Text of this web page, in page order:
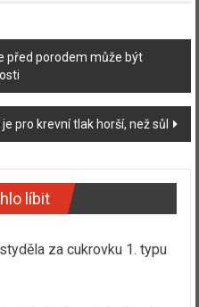
před porodem může být
je pro krevní tlak horší, než sůl
líbit
za cukrovku 1. typu